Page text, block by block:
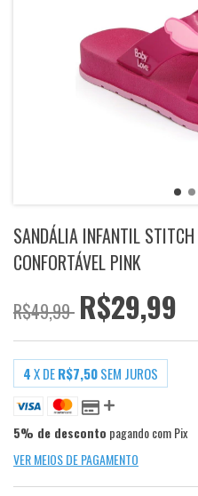
SANDÁLIA INFANTIL
CONFORTÁVEL PINK
R$49,99 R$29,99
4X DER$7,50SEM JUROS
5% de desconto pagando com Pix
VER MEIOS DE PAGAMENTO